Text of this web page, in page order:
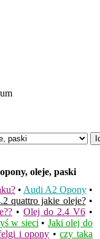
oleje, paski
• Audi A2 Opony •
quattro jakie oleje?•
• Olej do 2.4 V6 •
w sieci • Jaki olej do
i opony •czy taka